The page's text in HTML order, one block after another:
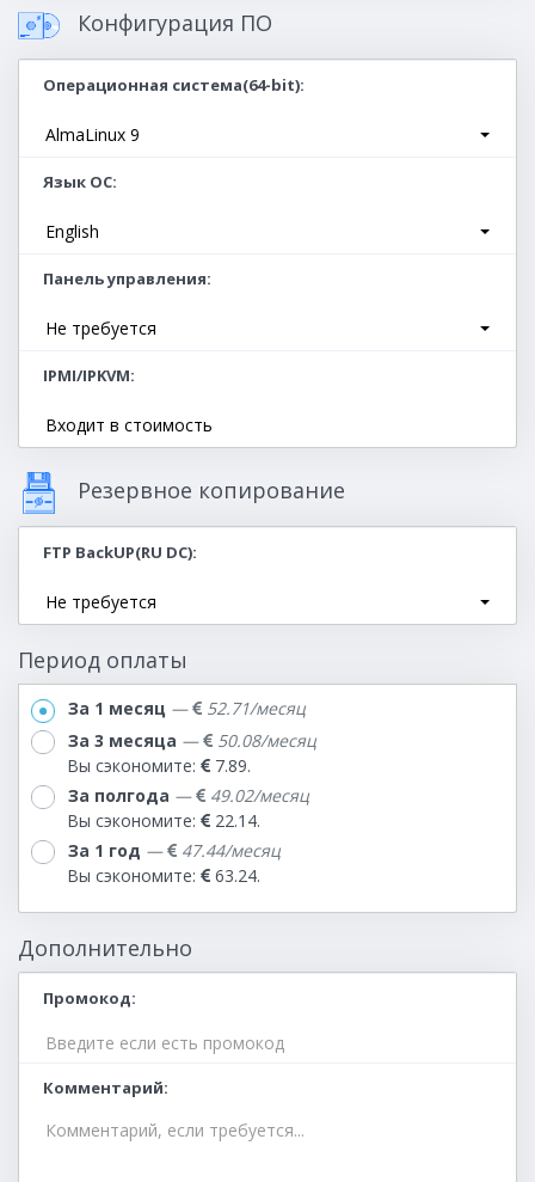
Конфигурация ПО
Операционная система(64-bit)
AlmaLinux 9
Язык ОС
English
Панель управления
Не требуется
IPMI/IPKVM
Входит в стоимость
Резервное копирование
FTP BackUP(RU DC)
Не требуется
Период оплаты
За 1 месяц — 52.71/месяц
За 3 месяца — 50.08/месяц
Вы сэкономите:
7.89.
За полгода — 49.02/месяц
Вы сэкономите:
22.14.
За 1 год — 47.44/месяц
Вы сэкономите:
63.24.
Дополнительно
Промокод
Комментарий